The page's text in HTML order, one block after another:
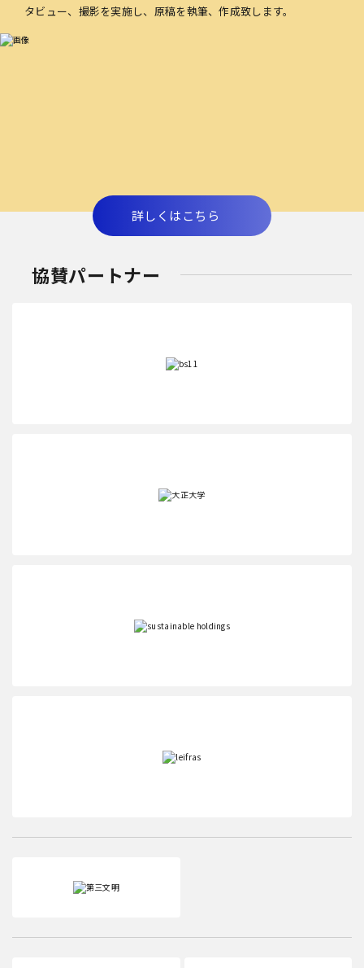
タビュー、撮影を実施し、原稿を執筆、作成致します。
詳しくはこちら
協賛パートナー